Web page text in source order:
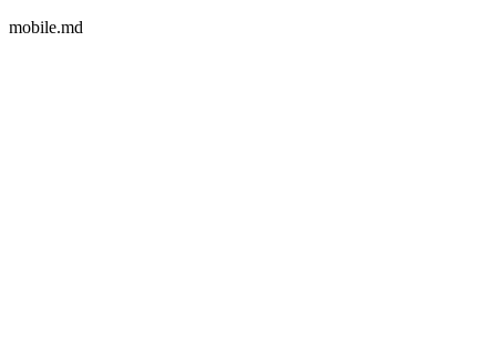
mobile.md